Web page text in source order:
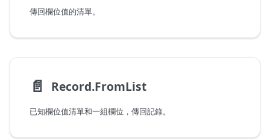
傳回欄位值的清單。
📄️ Record.FromList
已知欄位值清單和一組欄位，傳回記錄。